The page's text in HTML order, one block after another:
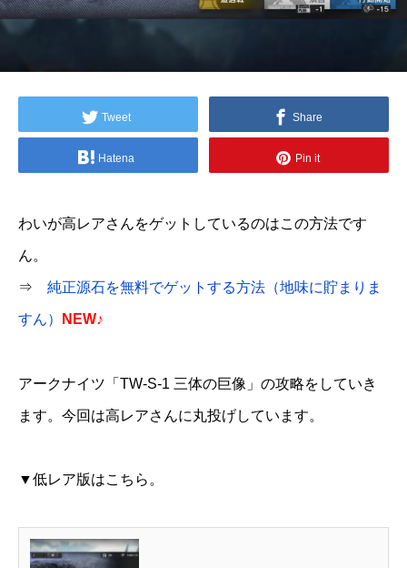
Tweet Share
Hatena Pin it
わいが高レアさんをゲットしているのはこの方法です
ん。
⇒ 純正源石を無料でゲットする方法（地味に貯まりま
すん） NEW♪
アークナイツ「TW-S-1 三体の巨像」の攻略をしていき
ます。今回は高レアさんに丸投げしています。
▼低レア版はこちら。